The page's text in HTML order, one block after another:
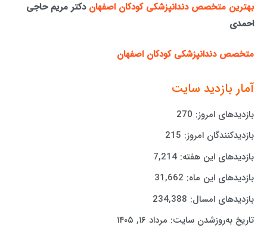
بهترین متخصص دندانپزشکی کودکان اصفهان دکتر مریم حاجی
احمدی
متخصص دندانپزشکی کودکان اصفهان
آمار بازدید سایت
بازدیدهای امروز: 270
بازدیدکنندگان امروز: 215
بازدیدهای این هفته:7,214
بازدیدهای این ماه: 31,662
بازدیدهای امسال: 234,388
تاریخ به‌روزشدن سایت: مرداد ۱۶, ۱۴۰۵